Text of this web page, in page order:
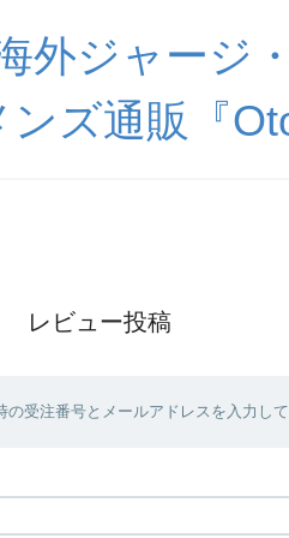
外ジャージ
ズ通販『
レビュー投稿
受注番号とメールアドレスを入力して